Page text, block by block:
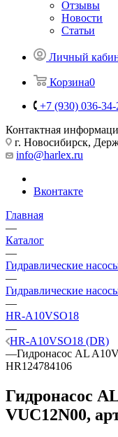
Отзывы
Новости
Статьи
Личный
Корзина0
+7 (930) 036-34-
Контактная
г. Новосибирск,
info@harlex.ru
Вконтакте
Главная
—
Каталог
—
Гидравлические
—
Гидравлические
—
HR-A10VSO18
—
HR-A10VSO18 (DR)
—Гидронасос AL
HR124784106
Гидронасос
VUC12N00,